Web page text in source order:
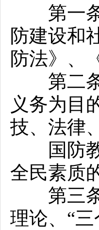
第一条
防建设和
防法》、
第二条
义务为目
技、法律
国防教
全民素质
第三条
理论、“